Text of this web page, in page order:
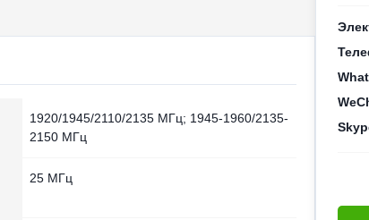
1920/1945/2110/2135 МГц; 1945-1960/2135-
2150 МГц
25 МГц